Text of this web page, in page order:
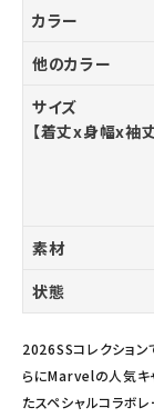
カラー
他のカラー
サイズ
【着丈x身幅x袖
素材
状態
2026SSコレクショ
らにMarvelの人気キ
たスペシャルコラボレ